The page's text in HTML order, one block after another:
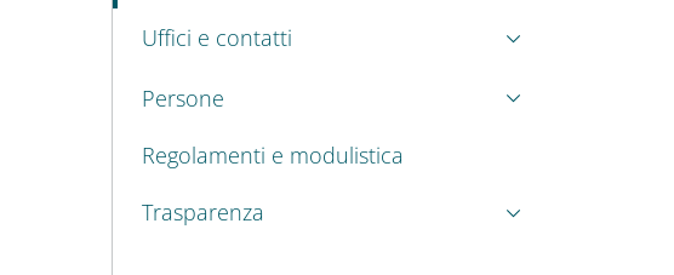
Uffici e contatti
Persone
Regolamenti e modulistica
Trasparenza